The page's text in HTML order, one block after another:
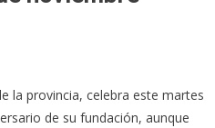
la provincia, celebra este martes
de su fundación, aunque